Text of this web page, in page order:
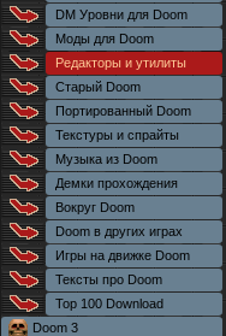
DM Уровни для Doom
Моды для Doom
Редакторы и утилиты
Старый Doom
Портированный Doom
Текстуры и спрайты
Музыка из Doom
Демки прохождения
Вокруг Doom
Doom в других играх
Игры на движке Doom
Тексты про Doom
Top 100 Download
Doom 3